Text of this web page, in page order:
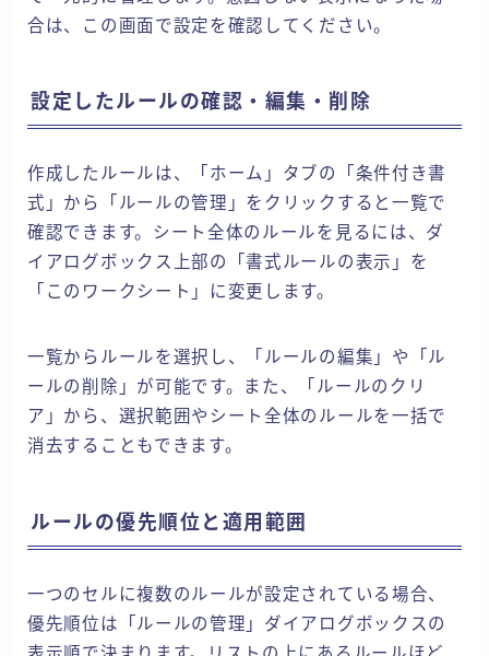
合は、この画面で設定を確認してください。
設定したルールの確認・編集・削除
作成したルールは、「ホーム」タブの「条件付き書
式」から「ルールの管理」をクリックすると一覧で
確認できます。シート全体のルールを見るには、ダ
イアログボックス上部の「書式ルールの表示」を
「このワークシート」に変更します。
一覧からルールを選択し、「ルールの編集」や「ル
ールの削除」が可能です。また、「ルールのクリ
ア」から、選択範囲やシート全体のルールを一括で
消去することもできます。
ルールの優先順位と適用範囲
一つのセルに複数のルールが設定されている場合、
優先順位は「ルールの管理」ダイアログボックスの